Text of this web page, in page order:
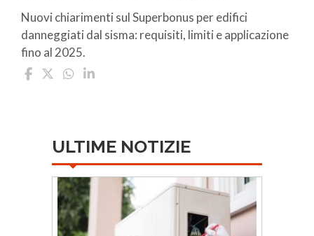
Nuovi chiarimenti sul Superbonus per edifici
danneggiati dal sisma: requisiti, limiti e applicazione
fino al 2025.
ULTIME NOTIZIE